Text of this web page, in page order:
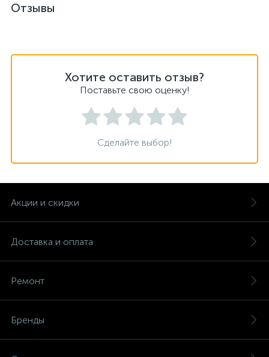
Отзывы
Хотите оставить отзыв?
Поставьте свою оценку!
Сделайте выбор!
Акции и скидки
Доставка и оплата
Ремонт
Бренды